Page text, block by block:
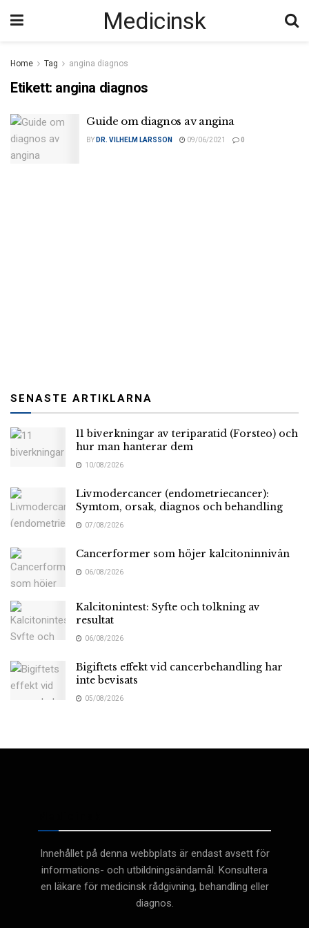
Medicinsk
Home Tag angina diagnos
Etikett: angina diagnos
Guide om diagnos av angina
BY DR. VILHELM LARSSON 09/06/2021 0
SENASTE ARTIKLARNA
11 biverkningar av teriparatid (Forsteo) och
hur man hanterar dem
10/08/2026
Livmodercancer (endometriecancer):
Symtom, orsak, diagnos och behandling
07/08/2026
Cancerformer som höjer kalcitoninnivån
06/08/2026
Kalcitonintest: Syfte och tolkning av
resultat
06/08/2026
Bigiftets effekt vid cancerbehandling har
inte bevisats
05/08/2026
Innehållet på denna webbplats är endast avsett för
informations- och utbildningsändamål. Konsultera
en läkare för medicinsk rådgivning, behandling eller
diagnos.